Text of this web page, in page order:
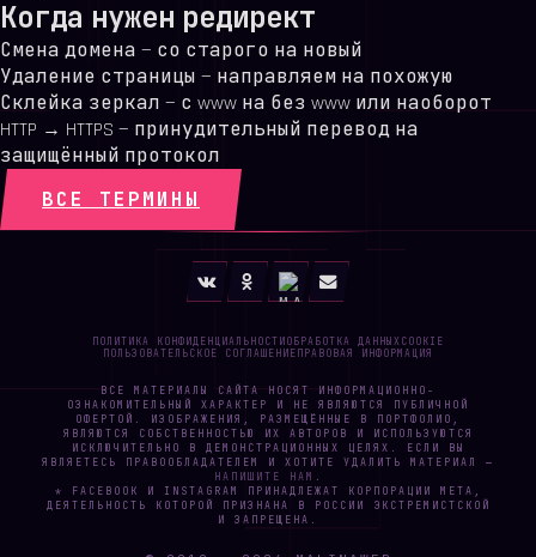
Когда нужен редирект
Смена домена — со старого на новый
Удаление страницы — направляем на похожую
Склейка зеркал — с www на без www или наоборот
HTTP → HTTPS — принудительный перевод на
защищённый протокол
ВСЕ ТЕРМИНЫ
ПОЛИТИКА КОНФИДЕНЦИАЛЬНОСТИ ОБРАБОТКА ДАННЫХ COOKIE
ПОЛЬЗОВАТЕЛЬСКОЕ СОГЛАШЕНИЕ ПРАВОВАЯ ИНФОРМАЦИЯ
ВСЕ МАТЕРИАЛЫ САЙТА НОСЯТ ИНФОРМАЦИОННО-
ОЗНАКОМИТЕЛЬНЫЙ ХАРАКТЕР И НЕ ЯВЛЯЮТСЯ ПУБЛИЧНОЙ
ОФЕРТОЙ. ИЗОБРАЖЕНИЯ, РАЗМЕЩЁННЫЕ В ПОРТФОЛИО,
ЯВЛЯЮТСЯ СОБСТВЕННОСТЬЮ ИХ АВТОРОВ И ИСПОЛЬЗУЮТСЯ
ИСКЛЮЧИТЕЛЬНО В ДЕМОНСТРАЦИОННЫХ ЦЕЛЯХ. ЕСЛИ ВЫ
ЯВЛЯЕТЕСЬ ПРАВООБЛАДАТЕЛЕМ И ХОТИТЕ УДАЛИТЬ МАТЕРИАЛ —
НАПИШИТЕ НАМ .
* FACEBOOK И INSTAGRAM ПРИНАДЛЕЖАТ КОРПОРАЦИИ META,
ДЕЯТЕЛЬНОСТЬ КОТОРОЙ ПРИЗНАНА В РОССИИ ЭКСТРЕМИСТСКОЙ
И ЗАПРЕЩЕНА.